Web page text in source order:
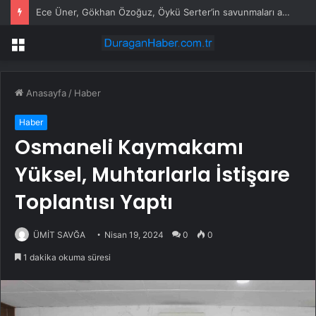
Ece Üner, Gökhan Özoğuz, Öykü Serter’in savunmaları aynı
Menü
Anasayfa / Haber
Haber
Osmaneli Kaymakamı
Yüksel, Muhtarlarla İstişare
Toplantısı Yaptı
ÜMİT SAVĞA Nisan 19, 2024 0 0
1 dakika okuma süresi